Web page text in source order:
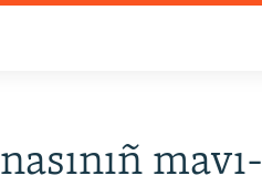
mavı-